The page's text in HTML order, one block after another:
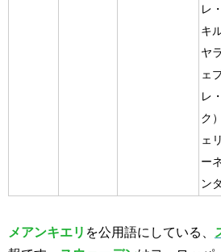
レ
キ
ヤ
ェ
レ
ク
ェ
ー
ン
メアンキエリ を公用語にしている、